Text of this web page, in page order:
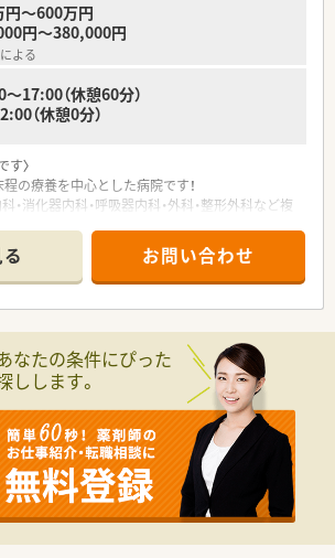
～600万円
円～380,000円
よる
17:00（休憩60分）
（休憩0分）
す〉
の療養を中心とした病院です！
・消化器内科・呼吸器内科・外科・整形外科など複
の勤続年数は長く、落ち着いた職場環境です。
で長く勤務していきたい方にもオススメです。
延長も相談可能！
、年末年始休暇4日取得できますので、メリハリを
ます。
設し、長きにわたり網走市の市街地において地
、その他医療スタッフと組織横断的に連携をし
的な観点から医療チームの一員として行っていま
お問い合わせ
なたの条件にぴった
しします。